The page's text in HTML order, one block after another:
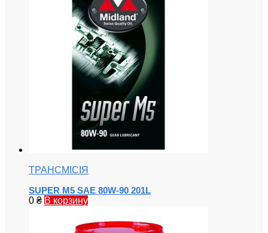
ТРАНСМІСІЯ
SUPER M5 SAE 80W-90 201L
0 ₴ В корзину